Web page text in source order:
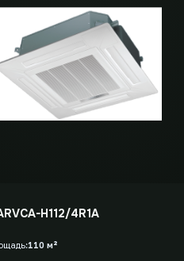
H112/4R1A
110 м²